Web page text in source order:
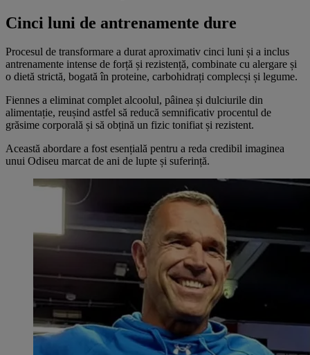
Cinci luni de antrenamente dure
Procesul de transformare a durat aproximativ cinci luni și a inclus
antrenamente intense de forță și rezistență, combinate cu alergare și
o dietă strictă, bogată în proteine, carbohidrați complecși și legume.
Fiennes a eliminat complet alcoolul, pâinea și dulciurile din
alimentație, reușind astfel să reducă semnificativ procentul de
grăsime corporală și să obțină un fizic tonifiat și rezistent.
Această abordare a fost esențială pentru a reda credibil imaginea
unui Odiseu marcat de ani de lupte și suferință.​